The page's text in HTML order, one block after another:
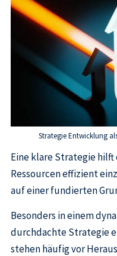
Strategie Entwicklung
Eine klare Strategie
Ressourcen effizient
auf einer fundierten
Besonders in einem
durchdachte Strategie
stehen häufig vor